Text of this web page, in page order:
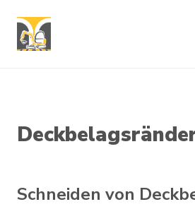
zum
Hauptinhalt
Hauptmenü
Schneiden von